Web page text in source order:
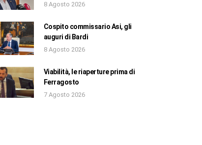
8 Agosto 2026
Cospito commissario Asi, gli
auguri di Bardi
8 Agosto 2026
Viabilità, le riaperture prima di
Ferragosto
7 Agosto 2026